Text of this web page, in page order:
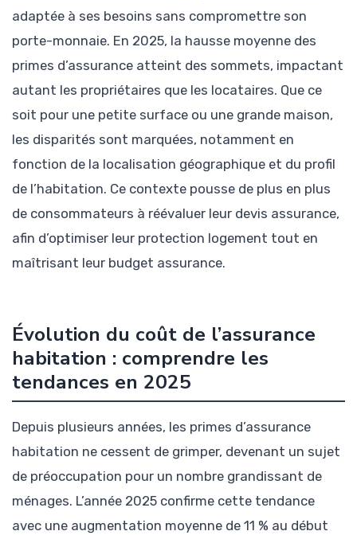
adaptée à ses besoins sans compromettre son
porte-monnaie. En 2025, la hausse moyenne des
primes d’assurance atteint des sommets, impactant
autant les propriétaires que les locataires. Que ce
soit pour une petite surface ou une grande maison,
les disparités sont marquées, notamment en
fonction de la localisation géographique et du profil
de l’habitation. Ce contexte pousse de plus en plus
de consommateurs à réévaluer leur devis assurance,
afin d’optimiser leur protection logement tout en
maîtrisant leur budget assurance.
Évolution du coût de l’assurance
habitation : comprendre les
tendances en 2025
Depuis plusieurs années, les primes d’assurance
habitation ne cessent de grimper, devenant un sujet
de préoccupation pour un nombre grandissant de
ménages. L’année 2025 confirme cette tendance
avec une augmentation moyenne de 11 % au début